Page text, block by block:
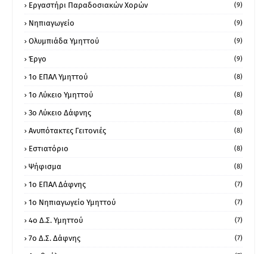
Εργαστήρι Παραδοσιακών Χορών (9)
Νηπιαγωγείο (9)
Ολυμπιάδα Υμηττού (9)
Έργο (9)
1o ΕΠΑΛ Υμηττού (8)
1ο Λύκειο Υμηττού (8)
3ο Λύκειο Δάφνης (8)
Ανυπότακτες Γειτονιές (8)
Εστιατόριο (8)
Ψήφισμα (8)
1ο ΕΠΑΛ Δάφνης (7)
1ο Νηπιαγωγείο Υμηττού (7)
4ο Δ.Σ. Υμηττού (7)
7ο Δ.Σ. Δάφνης (7)